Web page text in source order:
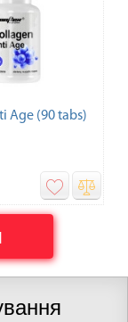
Age (90 tabs)